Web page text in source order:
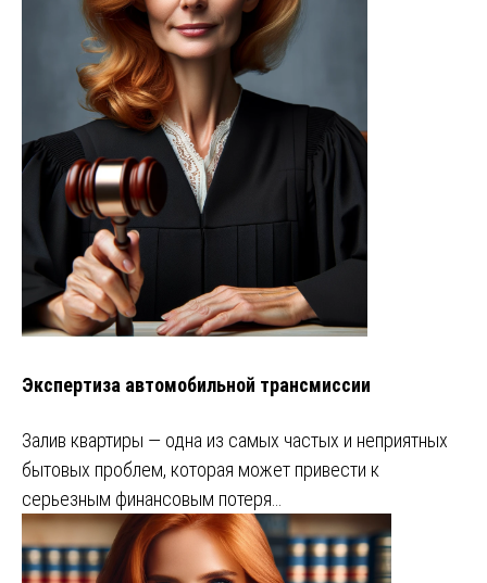
Экспертиза автомобильной трансмиссии
Залив квартиры — одна из самых частых и неприятных
бытовых проблем, которая может привести к
серьезным финансовым потеря…